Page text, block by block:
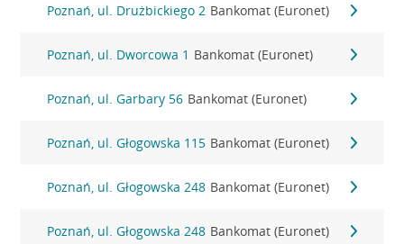
Poznań, ul. Drużbickiego 2 Bankomat (Euronet)
Poznań, ul. Dworcowa 1 Bankomat (Euronet)
Poznań, ul. Garbary 56 Bankomat (Euronet)
Poznań, ul. Głogowska 115 Bankomat (Euronet)
Poznań, ul. Głogowska 248 Bankomat (Euronet)
Poznań, ul. Głogowska 248 Bankomat (Euronet)